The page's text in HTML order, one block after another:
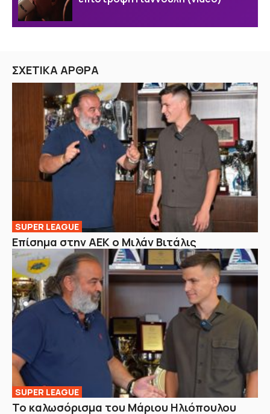
ΣΧΕΤΙΚΑ ΑΡΘΡΑ
SUPER LEAGUE
Επίσημα στην ΑΕΚ ο Μιλάν Βιτάλις
SUPER LEAGUE
Το καλωσόρισμα του Μάριου Ηλιόπουλου